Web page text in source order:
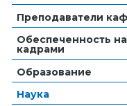
Преподаватели
Обеспеченность
кадрами
Образование
Наука